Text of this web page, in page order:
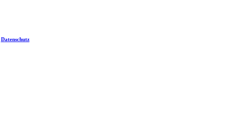
Datenschutz